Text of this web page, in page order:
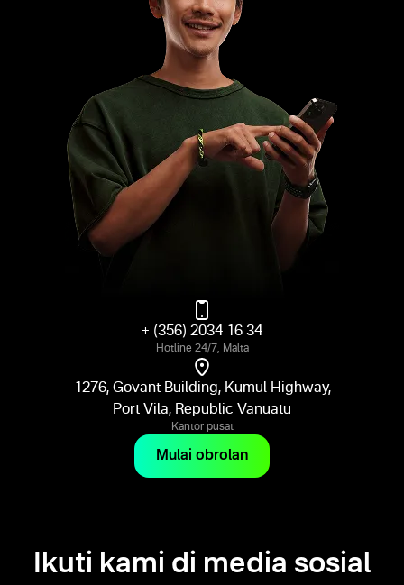
+ (356) 2034 16 34
Hotline 24/7, Malta
1276, Govant Building, Kumul Highway,
Port Vila, Republic Vanuatu
Kantor pusat
Mulai obrolan
Ikuti kami di media sosial